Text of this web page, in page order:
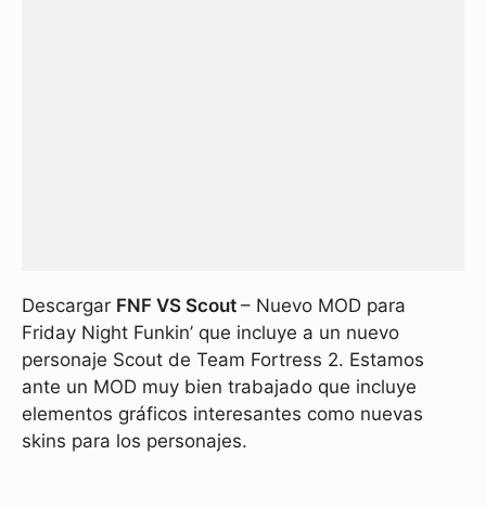
Descargar FNF VS Scout – Nuevo MOD para
Friday Night Funkin’ que incluye a un nuevo
personaje Scout de Team Fortress 2. Estamos
ante un MOD muy bien trabajado que incluye
elementos gráficos interesantes como nuevas
skins para los personajes.